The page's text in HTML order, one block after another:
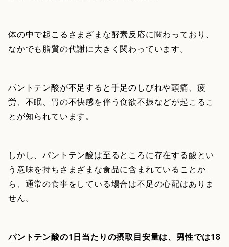
体の中で起こるさまざまな酵素反応に関わっており、
なかでも脂質の代謝に大きく関わっています。
パントテン酸が不足すると手足のしびれや頭痛、疲
労、不眠、胃の不快感を伴う食欲不振などが起こるこ
とが知られています。
しかし、パントテン酸は至るところに存在する酸とい
う意味を持ちさまざまな食品に含まれていることか
ら、通常の食事をしている場合は不足の心配はありま
せん。
パントテン酸の1日当たりの摂取目安量は、男性では18